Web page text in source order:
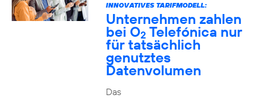
INNOVATIVES TARIFMODELL:
Unternehmen zahlen
bei O2 Telefónica nur
für tatsächlich
genutztes
Datenvolumen
Das